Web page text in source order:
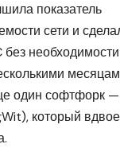
показатель
сети и
без
один софтфорк
который